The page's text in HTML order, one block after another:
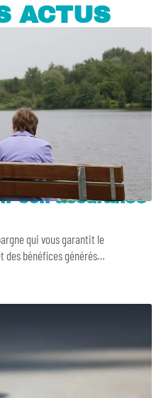
ACTUS
son assurance
qui vous garantit le
des bénéfices générés…